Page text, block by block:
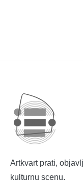
Artkvart prati,
kulturnu scenu.